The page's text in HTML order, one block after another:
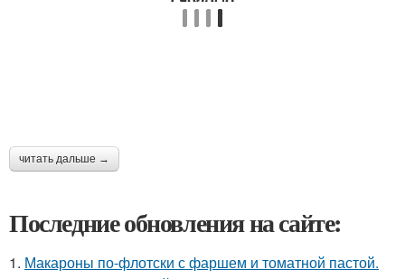
читать дальше →
Последние обновления на сайте:
1. Макароны по-флотски с фаршем и томатной пастой.